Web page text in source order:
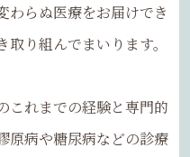
わらぬ医療をお届けでき
り組んでまいります。
これまでの経験と専門的
原病や糖尿病などの診療